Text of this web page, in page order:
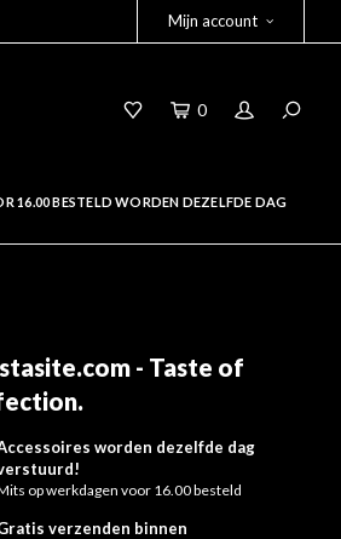
Mijn account
0
16.00 BESTELD WORDEN DEZELFDE DAG
- Taste of
.
worden dezelfde dag
op werkdagen voor 16.00 besteld
verzenden binnen